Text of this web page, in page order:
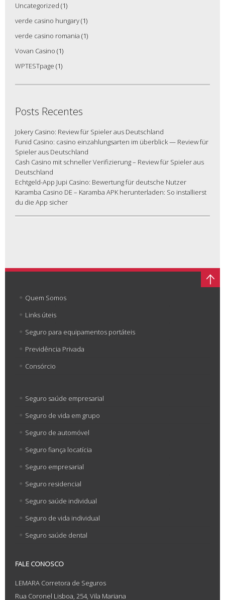
Uncategorized (1)
verde casino hungary(1)
verde casino romania (1)
Vovan Casino (1)
WPTESTpage (1)
Posts Recentes
Jokery Casino: Review für Spieler aus Deutschland
Funid Casino: casino einzahlungsarten im überblick — Review für
Spieler aus Deutschland
Cash Casino mit schneller Verifizierung – Review für Spieler aus
Deutschland
Echtgeld-App Jupi Casino: Bewertung für deutsche Nutzer
Karamba Casino DE – Karamba APK herunterladen: So installierst
du die App sicher
Quem Somos
Links úteis
Seguro para equipamentos portáteis
Previdência Privada
Consórcio
Seguro saúde empresarial
Seguro de vida em grupo
Seguro de automóvel
Seguro fiança locatícia
Seguro empresarial
Seguro residencial
Seguro saúde individual
Seguro de vida individual
Seguro saúde dental
FALE CONOSCO
LEMARA Corretora de Seguros
Rua Coronel Lisboa, 254, Vila Mariana